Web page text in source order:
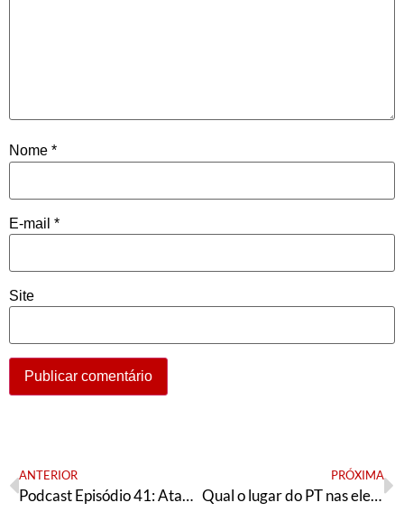
Nome *
E-mail *
Site
ANTERIOR
Podcast Episódio 41: Ataques ao Glenn, a questão do “elogio aos ditadores”, Conferência da JAE e as definições na Bolívia
PRÓXIMA
Qual o lugar do PT nas eleições municipais?